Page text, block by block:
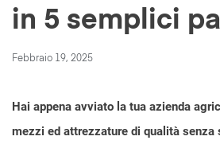
in 5 semplici
Febbraio 19, 2025
Hai appena avviato la tua azienda
mezzi ed attrezzature di qualità senza